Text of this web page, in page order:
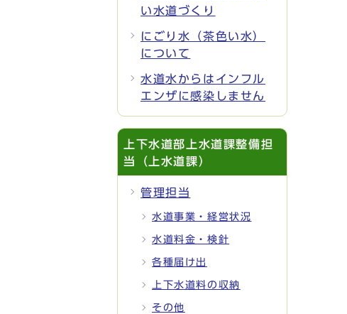
い水道づくり
にごり水（茶色い水）
について
水道水からはインフル
エンザに感染しません
上下水道部上水道課整備担
当（上水道課）
管理担当
水道事業・経営状況
水道料金・検針
各種届け出
上下水道料の収納
その他